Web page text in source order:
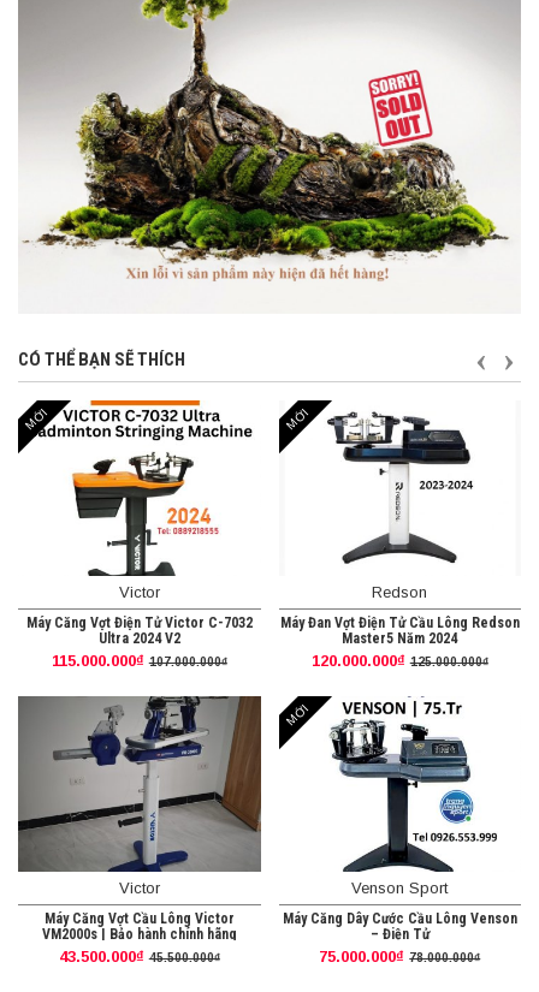
CÓ THỂ BẠN SẼ THÍCH
MỚI
Victor
Máy Căng Vợt Điện Tử Victor C-7032
Ultra 2024 V2
115.000.000₫ 107.000.000₫
MỚI
Redson
Máy Đan Vợt Điện Tử Cầu Lông Redson
Master5 Năm 2024
120.000.000₫ 125.000.000₫
Victor
Máy Căng Vợt Cầu Lông Victor
VM2000s | Bảo hành chính hãng
43.500.000₫ 45.500.000₫
MỚI
Venson Sport
Máy Căng Dây Cước Cầu Lông Venson
– Điện Tử
75.000.000₫ 78.000.000₫